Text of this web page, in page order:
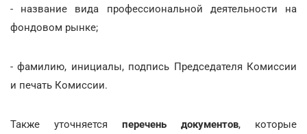
- название вида профессиональной деятельности на
фондовом рынке;
- фамилию, инициалы, подпись Председателя Комиссии
и печать Комиссии.
Также уточняется перечень документов, которые